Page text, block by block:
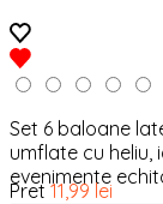
Set 6 baloane
umflate cu heliu,
evenimente
Pret 11,99 lei